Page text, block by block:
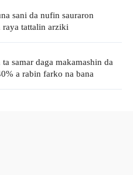
sani da nufin sauraron
raya tattalin arziki
samar daga makamashin da
a rabin farko na bana